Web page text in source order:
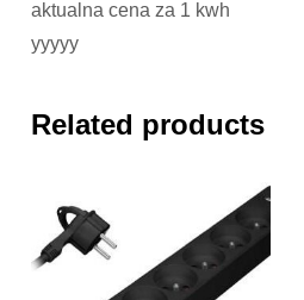
aktualna cena za 1 kwh
yyyyy
Related products